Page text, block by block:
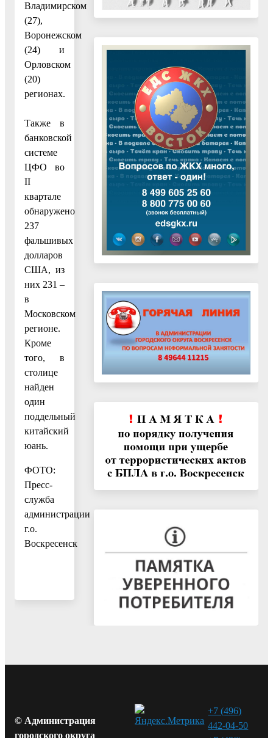
Владимирском
(27),
Воронежском
(24) и
Орловском
(20)
регионах.
Также в
банковской
системе
ЦФО во
II
квартале
обнаружено
237
фальшивых
долларов
США, из
них 231 –
в
Московском
регионе.
Кроме
того, в
столице
найден
один
поддельный
китайский
юань.
ФОТО:
Пресс-
служба
администрации
г.о.
Воскресенск
© Администрация
городского округа
+7 (496)
442-04-50